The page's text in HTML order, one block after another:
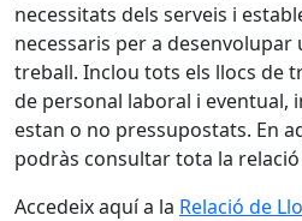
necessitats dels serveis i
necessaris per a
treball. Inclou tots els llocs de
de personal laboral i eventual,
estan o no pressupostats. En
podràs consultar tota la relació
Accedeix aquí a la Relació de